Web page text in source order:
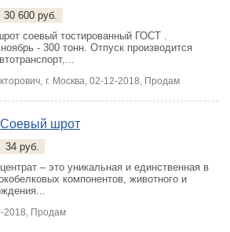
30 600 руб.
соевый тостированный ГОСТ .
- 300 тонн. Отпуск производится
г. Москва, 02-12-2018, Продам
Соевый шрот
34 руб.
– это уникальная и единственная в
компонентов, животного и
2018, Продам